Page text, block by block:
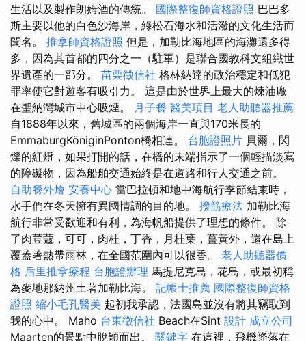
生活以及製作朗姆酒的傳統。 國際整復師資格證照 巴巴多
斯主要以他的白色沙海岸，綠松石海水和活潑的文化生活而
聞名。 推拿師資格證照 但是，加勒比海地區的海灘還多得
多，因為其首都的四分之一（駐軍）是聯合國教科文組織世
界遺產的一部分。 苗栗徵信社 格林納達的政治穩定和低犯
罪率使它對遊客有吸引力。 這是由於世界上最大的煉油廠
在聖納灣城市中心吸煙。 月子餐 醫美項目 老人助聽器推薦
自1888年以來，舊城區的兩個海岸一直與170米長的
EmmaburgKöniginPonton橋相連。 台胞證照片 貝爾，閃
爍的紅燈，如果打開的話，在橋的末端指示了一個輕描淡寫
的障礙物，因為船舶交通始終是在道路和行人交通之前。
自助餐外燴 安養中心 當巴拉頓和地中海航行季節結束時，
水手們在冬天擁有異國情調的目的地。 撥筋療法 加勒比海
航行非常受歡迎和有利，為海帆船提供了理想的條件。 除
了肉荳蔻，可可，肉桂，丁香，月桂葉，薑黃外，還在島上
覆蓋著熱帶雨林，在全國范圍內可以很香。 老人助聽器價
格 后里推拿療程 台胞證辦理 馬提尼克島，花島，或最初稱
為麥地那納州土著加勒比海。 記帳士推薦 國際整復師資格
證照 縮小毛孔醫美 起初我承認，法國島並沒有將其竊取到
我的心中。 Maho 台東徵信社 Beach在Sint 設計 成立公司
Maarten的景點中脫穎而出。 關鍵字 在這裡，飛機降落在